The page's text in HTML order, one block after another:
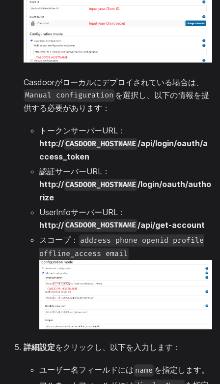
Casdoorがローカルにデプロイされている場合は、
Manual configuration を選択し、以下の情報を提
供する必要があります：
トークンサーバーURL：
http://CASDOOR_HOSTNAME/api/login/oauth/a
ccess_token
認証サーバーURL：
http://CASDOOR_HOSTNAME/login/oauth/autho
rize
UserInfoサーバーURL：
http://CASDOOR_HOSTNAME /api/get-account
スコープ： address phone openid profile
offline_access email
詳細設定をクリックし、以下を入力します：
ユーザー名フィールドには name を指定します。